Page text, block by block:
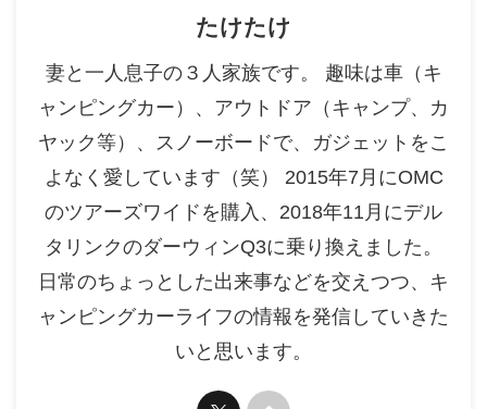
たけたけ
妻と一人息子の３人家族です。 趣味は車（キ
ャンピングカー）、アウトドア（キャンプ、カ
ヤック等）、スノーボードで、ガジェットをこ
よなく愛しています（笑） 2015年7月にOMC
のツアーズワイドを購入、2018年11月にデル
タリンクのダーウィンQ3に乗り換えました。
日常のちょっとした出来事などを交えつつ、キ
ャンピングカーライフの情報を発信していきた
いと思います。